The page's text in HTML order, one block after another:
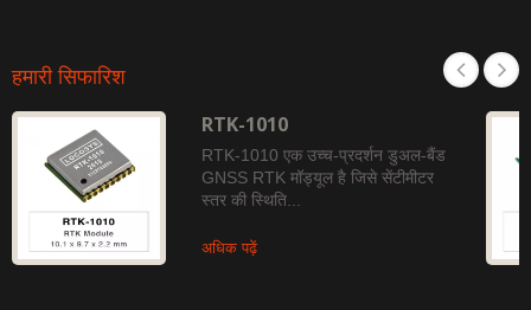
हमारी सिफारिश
RTK-1010
RTK-1010 एक उच्च-प्रदर्शन डुअल-बैंड
GNSS RTK मॉड्यूल है जिसे सेंटीमीटर
स्तर की स्थिति...
अधिक पढ़ें